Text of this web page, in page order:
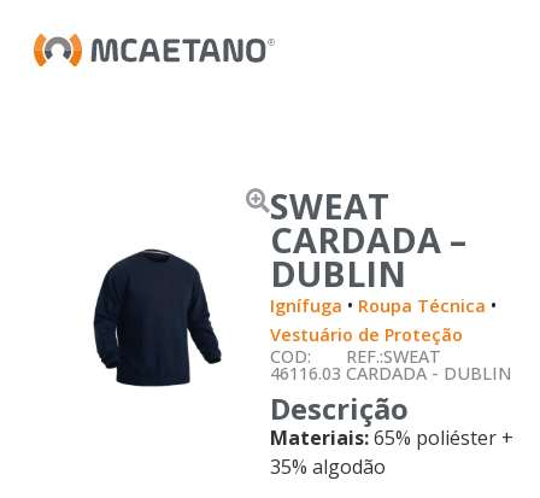
SWEAT
CARDADA –
DUBLIN
Ignífuga • Roupa Técnica •
Vestuário de Proteção
COD:
46116.03
REF.:SWEAT
CARDADA - DUBLIN
Descrição
Materiais:65% poliéster +
35% algodão